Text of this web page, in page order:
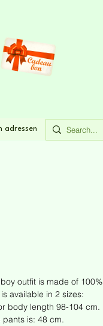
adressen
outfit is made of 100%
available in 2 sizes:
body length 98-104 cm.
is: 48 cm.